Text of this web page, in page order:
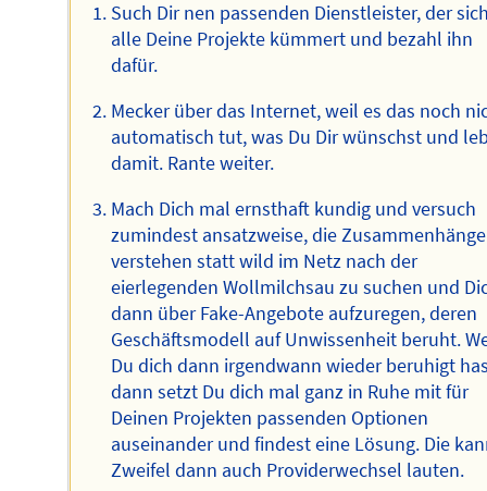
Such Dir nen passenden Dienstleister, der
alle Deine Projekte kümmert und bezahl ihn
dafür.
Mecker über das Internet, weil es das noch
automatisch tut, was Du Dir wünschst und
damit. Rante weiter.
Mach Dich mal ernsthaft kundig und versuch
zumindest ansatzweise, die
verstehen statt wild im Netz nach der
eierlegenden Wollmilchsau zu suchen und
dann über Fake-Angebote aufzuregen, deren
Geschäftsmodell auf Unwissenheit beruht.
Du dich dann irgendwann wieder beruhigt
dann setzt Du dich mal ganz in Ruhe mit für
Deinen Projekten passenden Optionen
auseinander und findest eine Lösung. Die
Zweifel dann auch Providerwechsel lauten.